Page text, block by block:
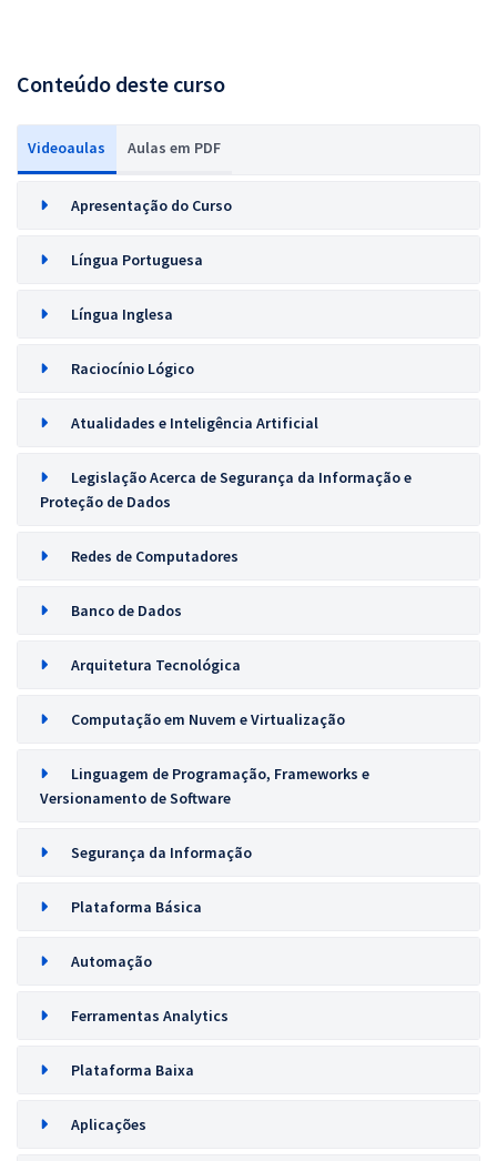
Conteúdo deste curso
Videoaulas Aulas em PDF
Apresentação do Curso
Língua Portuguesa
Língua Inglesa
Raciocínio Lógico
Atualidades e Inteligência Artificial
Legislação Acerca de Segurança da Informação e
Proteção de Dados
Redes de Computadores
Banco de Dados
Arquitetura Tecnológica
Computação em Nuvem e Virtualização
Linguagem de Programação, Frameworks e
Versionamento de Software
Segurança da Informação
Plataforma Básica
Automação
Ferramentas Analytics
Plataforma Baixa
Aplicações